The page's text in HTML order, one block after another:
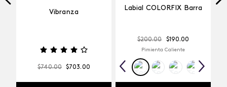
Vibranza
$740.00 $703.00
Labial COLORFIX Barra
$200.00 $190.00
Pimienta Caliente